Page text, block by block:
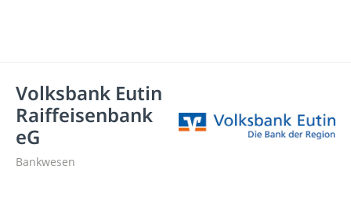
Volksbank Eutin
Raiffeisenbank
eG
Bankwesen